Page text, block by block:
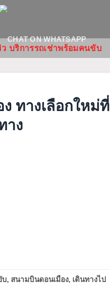
ว บริการรถเช่าพร้อมคนขับ
ทางเลือกใหม่ที่
าง
บ, สนามบินดอนเมือง, เดินทางไป